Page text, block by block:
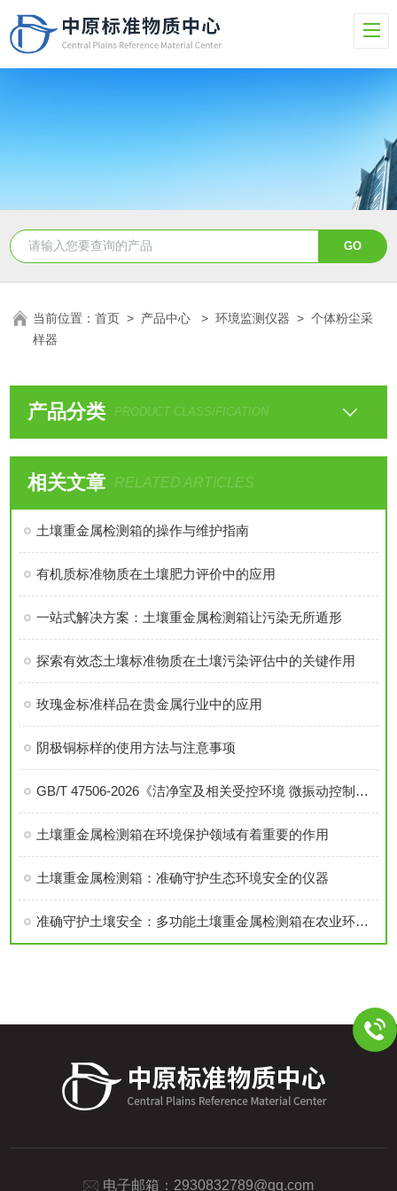
当前位置：首页 > 产品中心 >环境监测仪器 >个体粉尘采
样器
产品分类 PRODUCT CLASSIFICATION
相关文章 RELATED ARTICLES
土壤重金属检测箱的操作与维护指南
有机质标准物质在土壤肥力评价中的应用
一站式解决方案：土壤重金属检测箱让污染无所遁形
探索有效态土壤标准物质在土壤污染评估中的关键作用
玫瑰金标准样品在贵金属行业中的应用
阴极铜标样的使用方法与注意事项
GB/T 47506-2026《洁净室及相关受控环境 微振动控制技术要求》-之一
土壤重金属检测箱在环境保护领域有着重要的作用
土壤重金属检测箱：准确守护生态环境安全的仪器
准确守护土壤安全：多功能土壤重金属检测箱在农业环境监测中的实践
电子邮箱： 2930832789@qq.com